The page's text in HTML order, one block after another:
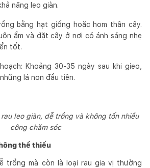
năng leo giàn.
bằng hạt giống hoặc hom thân cây.
ẩm và đặt cây ở nơi có ánh sáng nhẹ
tốt.
Khoảng 30-35 ngày sau khi gieo,
lá non đầu tiên.
leo giàn, dễ trồng và không tốn nhiều
công chăm sóc
thể thiếu
trồng mà còn là loại rau gia vị thường